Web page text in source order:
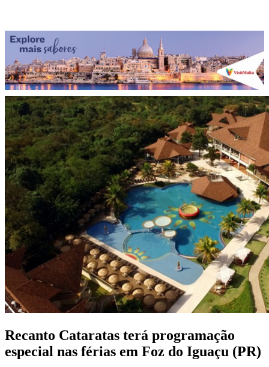
Recanto Cataratas terá programação
especial nas férias em Foz do Iguaçu (PR)